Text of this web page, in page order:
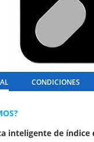
CONDICIONES
inteligente de